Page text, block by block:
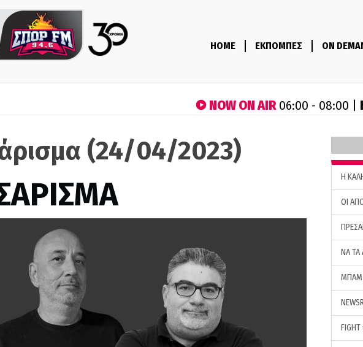
HOME ΕΚΠΟΜΠΕΣ ON
NOW ON AIR06:00 - 08:00 |
(24/04/2023)
H
ΟΙ
ΝΑ ΤΑ
ΜΠΑΜ
FIGHT